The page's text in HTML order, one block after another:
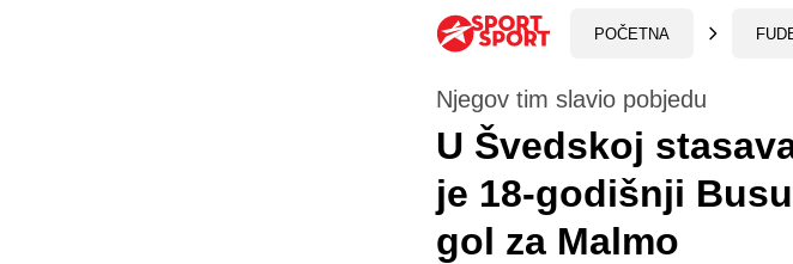
POČETNA
Njegov tim slavio pobjedu
U Švedskoj
je 18-godišnji
gol za Malmo